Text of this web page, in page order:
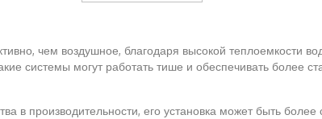
чем воздушное, благодаря высокой теплоемкости
системы могут работать тише и обеспечивать более
в производительности, его установка может быть